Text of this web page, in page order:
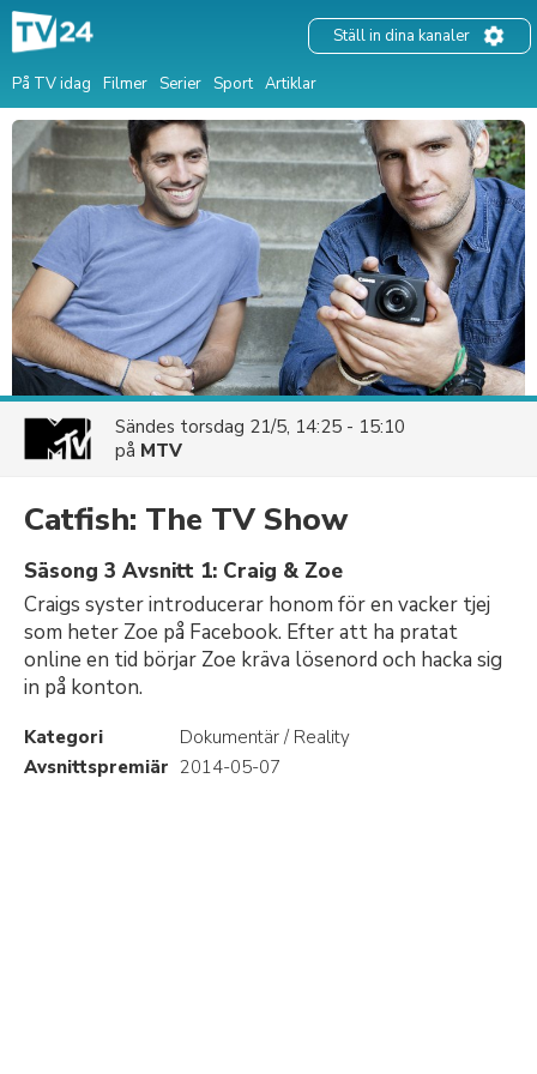
På TV idag Filmer Serier Sport Artiklar
Ställ in dina kanaler
Sändes torsdag 21/5, 14:25 - 15:10
på MTV
Catfish: The TV Show
Säsong 3 Avsnitt 1: Craig & Zoe
Craigs syster introducerar honom för en vacker tjej
som heter Zoe på Facebook. Efter att ha pratat
online en tid börjar Zoe kräva lösenord och hacka sig
in på konton.
Kategori
Dokumentär / Reality
Avsnittspremiär 2014-05-07